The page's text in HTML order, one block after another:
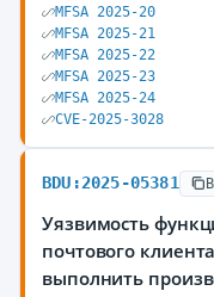
MFSA 2025-20
MFSA 2025-21
MFSA 2025-22
MFSA 2025-23
MFSA 2025-24
CVE-2025-3028
BDU:2025-05381
Уязвимость
почтового
выполнить